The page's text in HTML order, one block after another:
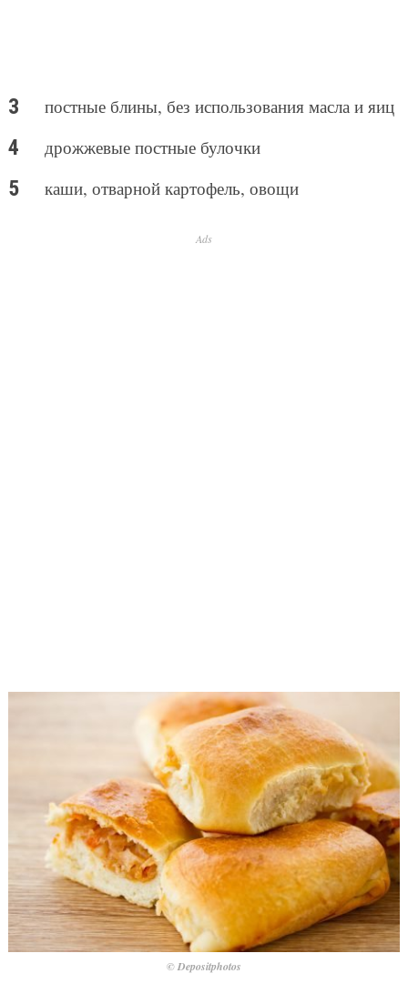
постные блины, без использования масла и яиц
дрожжевые постные булочки
каши, отварной картофель, овощи
Ads
© Depositphotos